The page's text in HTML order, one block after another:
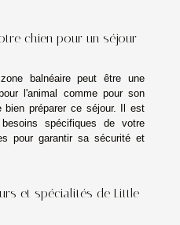
chien pour un séjour
balnéaire peut être une
l'animal comme pour son
bien préparer ce séjour. Il est
spécifiques de votre
pour garantir sa sécurité et
et spécialités de Little